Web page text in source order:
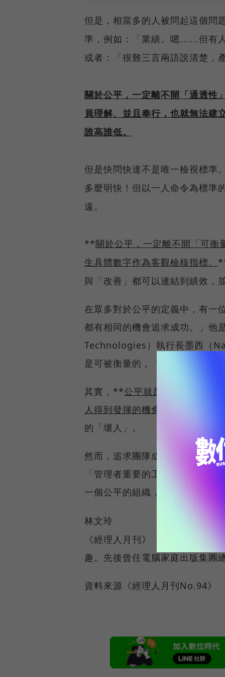
但是，相當多的人被問起這個問
準，例如：「業績。嗯……但有
或者：「很難三言兩語說清楚
關於公平，一定離不開「通透性
員理解、並且奉行，也就無法建
誰高誰低。
但是快問快達不是唯一檢視標準
多麼明快！但以一人命令為標準
遠。
** 關於公平，一定離不開「可衡
生具體數字作為客觀檢核指標。
與「改善」都可以連結到績效，
在眾多對於公平的定義中，有一
都有相同的機會追求成功。」
Technologies）執行長墨西（
是可被衡量的，「相同的機會」
其實，**公平就是這麼簡單，去
人得到發揮的機會。
的「壞人」。
然而，追求團隊成功與自己受歡
「管理者重要的工作之一，是
一個公平的組織，是管理者
林文玲
《經理人月刊》《數位時代》
趣。先後曾任電腦家庭出版集團
資料來源《經理人月刊No.94》